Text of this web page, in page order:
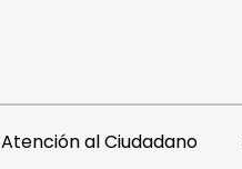
Atención al Ciudadano